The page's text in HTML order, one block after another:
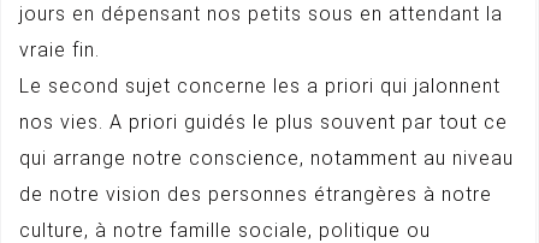
jours en dépensant nos petits sous en attendant la
vraie fin.
Le second sujet concerne les a priori qui jalonnent
nos vies. A priori guidés le plus souvent par tout ce
qui arrange notre conscience, notamment au niveau
de notre vision des personnes étrangères à notre
culture, à notre famille sociale, politique ou